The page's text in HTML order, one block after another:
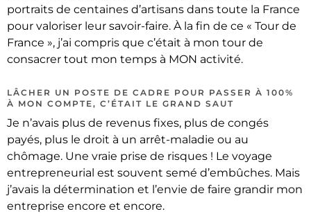
portraits de centaines d’artisans dans toute la France
pour valoriser leur savoir-faire. À la fin de ce « Tour de
France », j’ai compris que c’était à mon tour de
consacrer tout mon temps à MON activité.
LÂCHER UN POSTE DE CADRE POUR PASSER À 100%
À MON COMPTE, C’ÉTAIT LE GRAND SAUT
Je n’avais plus de revenus fixes, plus de congés
payés, plus le droit à un arrêt-maladie ou au
chômage. Une vraie prise de risques ! Le voyage
entrepreneurial est souvent semé d’embûches. Mais
j’avais la détermination et l’envie de faire grandir mon
entreprise encore et encore.